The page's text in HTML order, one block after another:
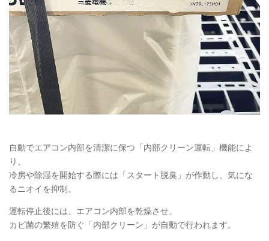
自動でエアコン内部を清潔に保つ「内部クリーン運転」機能によ
り、
冷房や除湿を開始する際には「スタート脱臭」が作動し、気にな
るニオイを抑制。
運転停止後には、エアコン内部を乾燥させ、
カビ菌の繁殖を防ぐ「内部クリーン」が自動で行われます。